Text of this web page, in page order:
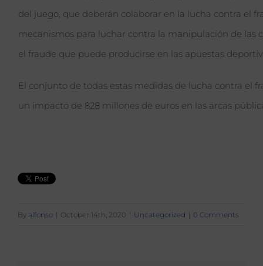
del juego, que deberán colaborar en la lucha contra el
mecanismos para luchar contra la manipulación de
el fraude que puede producirse en las apuestas
El conjunto de todas estas medidas de lucha contra el
un impacto de 828 millones de euros en las arcas
By alfonso | October 14th, 2020 | Uncategorized | 0 Comments